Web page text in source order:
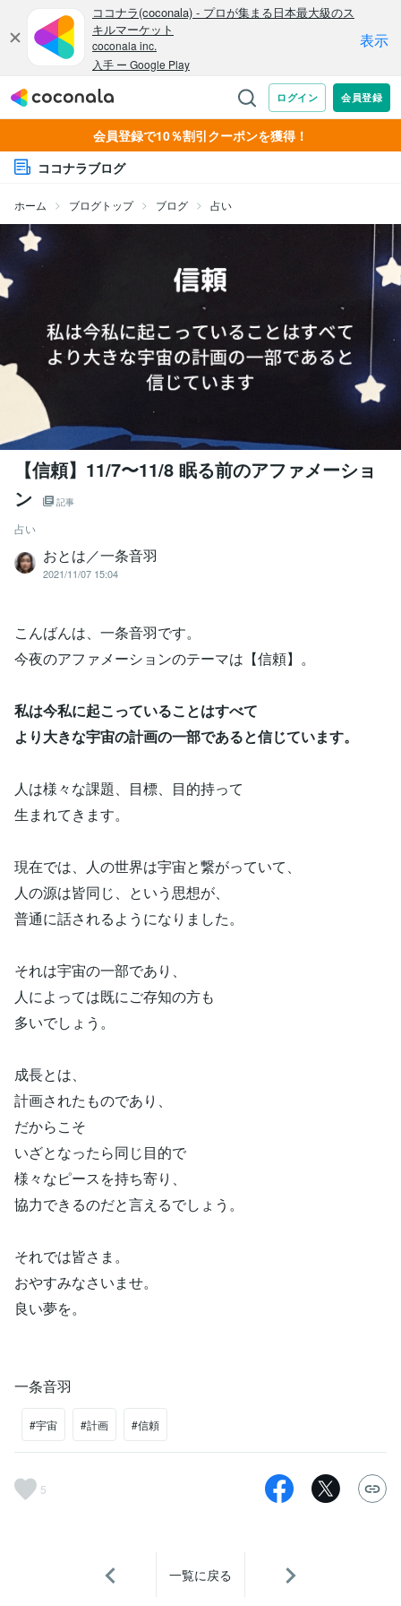
会員登録で10％割引クーポンを獲得！
ココナラブログ
ホーム ブログトップ ブログ 占い
【信頼】11/7〜11/8 眠る前のアファメーショ
ン
記事
占い
おとは／一条音羽
2021/11/07 15:04
こんばんは、一条音羽です。
今夜のアファメーションのテーマは【信頼】。
私は今私に起こっていることはすべて
より大きな宇宙の計画の一部であると信じています。
人は様々な課題、目標、目的持って
生まれてきます。
現在では、人の世界は宇宙と繋がっていて、
人の源は皆同じ、という思想が、
普通に話されるようになりました。
それは宇宙の一部であり、
人によっては既にご存知の方も
多いでしょう。
成長とは、
計画されたものであり、
だからこそ
いざとなったら同じ目的で
様々なピースを持ち寄り、
協力できるのだと言えるでしょう。
それでは皆さま。
おやすみなさいませ。
良い夢を。
一条音羽
#宇宙 #計画 #信頼
5
一覧に戻る